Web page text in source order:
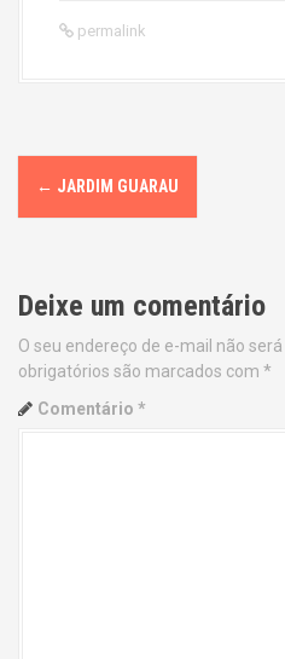
permalink
P
o
t
n
a
← JARDIM GUARAU
Deixe um comentário
O seu endereço de e-mail não será
obrigatórios são marcados com *
Comentário *